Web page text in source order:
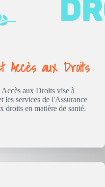
Accès aux Droits
aux Droits vise à
les services de l'Assurance
droits en matière de santé.